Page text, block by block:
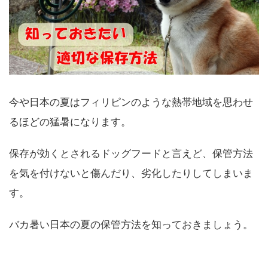
今や日本の夏はフィリピンのような熱帯地域を思わせ
るほどの猛暑になります。
保存が効くとされるドッグフードと言えど、保管方法
を気を付けないと傷んだり、劣化したりしてしまいま
す。
バカ暑い日本の夏の保管方法を知っておきましょう。